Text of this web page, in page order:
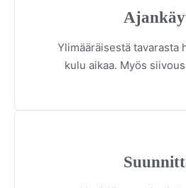
Ylimääräisestä tavarasta
kulu aikaa. Myös